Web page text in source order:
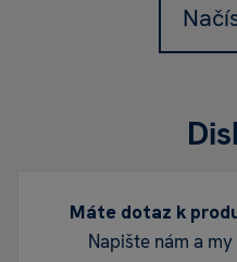
Máte dotaz k
Napište nám a